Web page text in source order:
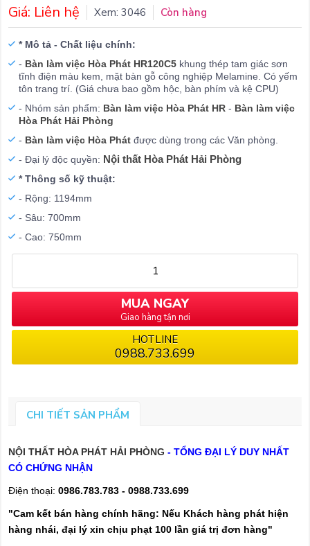
Giá: Liên hệ Xem: 3046 Còn hàng
* Mô tả - Chất liệu chính:
- Bàn làm việc Hòa Phát HR120C5 khung thép tam giác sơn
tĩnh điện màu kem, mặt bàn gỗ công nghiệp Melamine. Có yếm
tôn trang trí. (Giá chưa bao gồm hộc, bàn phím và kệ CPU)
- Nhóm sản phẩm: Bàn làm việc Hòa Phát HR - Bàn làm việc
Hòa Phát Hải Phòng
- Bàn làm việc Hòa Phát được dùng trong các Văn phòng.
- Đại lý độc quyền: Nội thất Hòa Phát Hải Phòng
* Thông số kỹ thuật:
- Rộng: 1194mm
- Sâu: 700mm
- Cao: 750mm
MUA NGAY
Giao hàng tận nơi
HOTLINE
0988.733.699
CHI TIẾT SẢN PHẨM
NỘI THẤT HÒA PHÁT HẢI PHÒNG - TỔNG ĐẠI LÝ DUY NHẤT
CÓ CHỨNG NHẬN
Điện thoại: 0986.783.783 - 0988.733.699
"Cam kết bán hàng chính hãng: Nếu Khách hàng phát hiện
hàng nhái, đại lý xin chịu phạt 100 lần giá trị đơn hàng"